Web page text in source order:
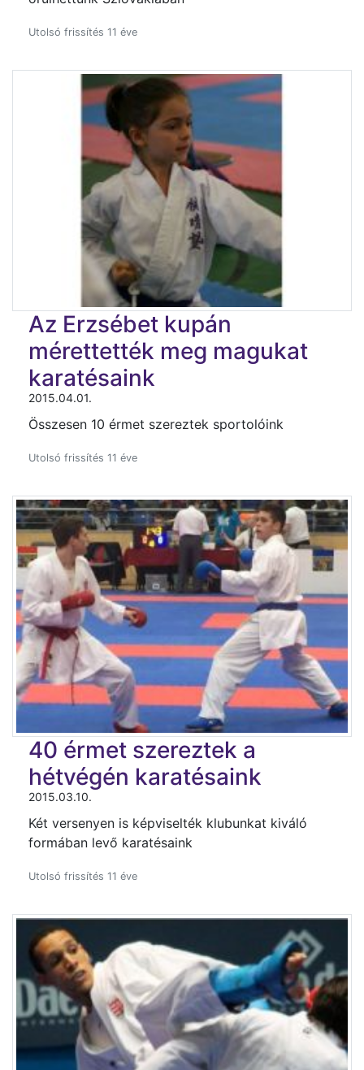
Utolsó frissítés 11 éve
Az Erzsébet kupán
mérettették meg magukat
karatésaink
2015.04.01.
Összesen 10 érmet szereztek sportolóink
Utolsó frissítés 11 éve
40 érmet szereztek a
hétvégén karatésaink
2015.03.10.
Két versenyen is képviselték klubunkat kiváló
formában levő karatésaink
Utolsó frissítés 11 éve